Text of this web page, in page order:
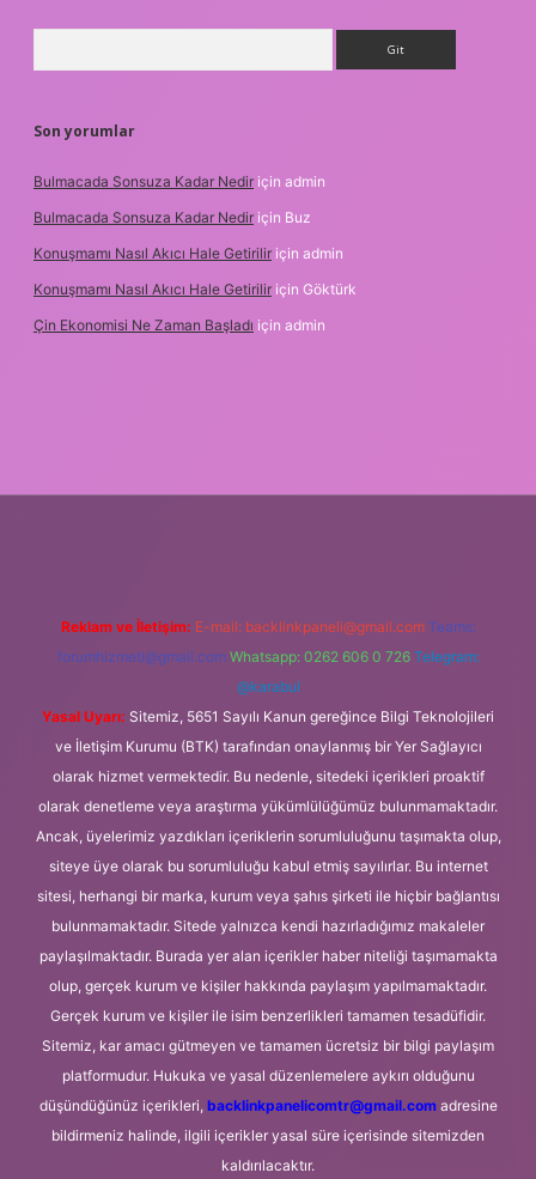
Son yorumlar
Bulmacada Sonsuza Kadar Nedir için admin
Bulmacada Sonsuza Kadar Nedir için Buz
Konuşmamı Nasıl Akıcı Hale Getirilir için admin
Konuşmamı Nasıl Akıcı Hale Getirilir için Göktürk
Çin Ekonomisi Ne Zaman Başladı için admin
Reklam ve İletişim: E-mail: backlinkpaneli@gmail.com Teams:
forumhizmeti@gmail.com Whatsapp: 0262 606 0 726 Telegram:
@karabul
Yasal Uyarı: Sitemiz, 5651 Sayılı Kanun gereğince Bilgi Teknolojileri
ve İletişim Kurumu (BTK) tarafından onaylanmış bir Yer Sağlayıcı
olarak hizmet vermektedir. Bu nedenle, sitedeki içerikleri proaktif
olarak denetleme veya araştırma yükümlülüğümüz bulunmamaktadır.
Ancak, üyelerimiz yazdıkları içeriklerin sorumluluğunu taşımakta olup,
siteye üye olarak bu sorumluluğu kabul etmiş sayılırlar. Bu internet
sitesi, herhangi bir marka, kurum veya şahıs şirketi ile hiçbir bağlantısı
bulunmamaktadır. Sitede yalnızca kendi hazırladığımız makaleler
paylaşılmaktadır. Burada yer alan içerikler haber niteliği taşımamakta
olup, gerçek kurum ve kişiler hakkında paylaşım yapılmamaktadır.
Gerçek kurum ve kişiler ile isim benzerlikleri tamamen tesadüfidir.
Sitemiz, kar amacı gütmeyen ve tamamen ücretsiz bir bilgi paylaşım
platformudur. Hukuka ve yasal düzenlemelere aykırı olduğunu
düşündüğünüz içerikleri, backlinkpanelicomtr@gmail.comadresine
bildirmeniz halinde, ilgili içerikler yasal süre içerisinde sitemizden
kaldırılacaktır.